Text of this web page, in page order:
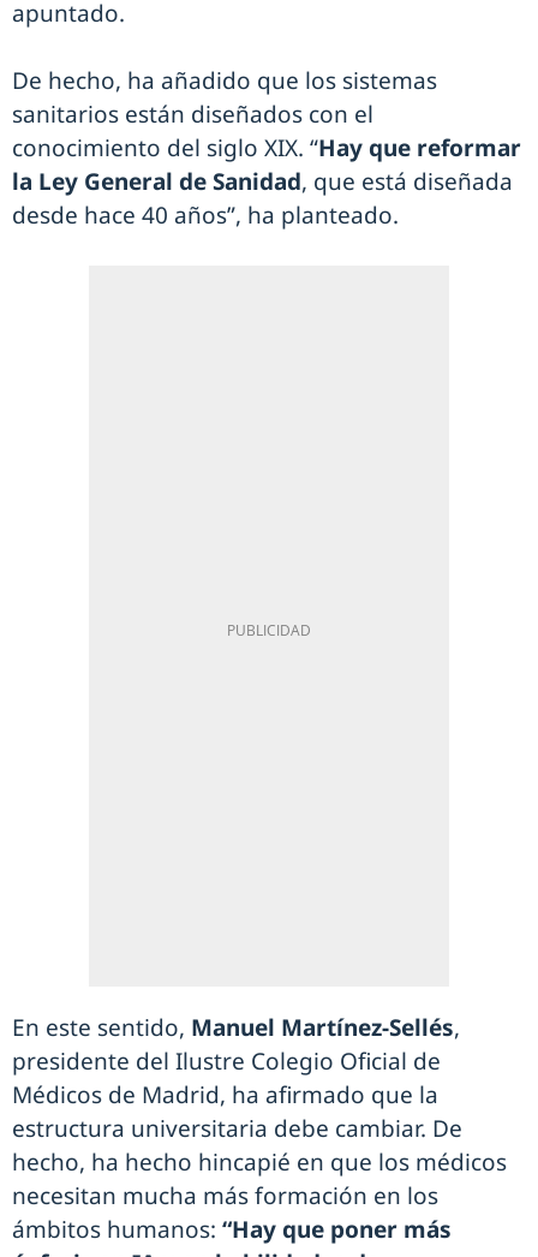
apuntado.
De hecho, ha añadido que los sistemas
sanitarios están diseñados con el
conocimiento del siglo XIX. “Hay que reformar
la Ley General de Sanidad, que está diseñada
desde hace 40 años”, ha planteado.
En este sentido, Manuel Martínez-Sellés,
presidente del Ilustre Colegio Oficial de
Médicos de Madrid, ha afirmado que la
estructura universitaria debe cambiar. De
hecho, ha hecho hincapié en que los médicos
necesitan mucha más formación en los
ámbitos humanos: “Hay que poner más